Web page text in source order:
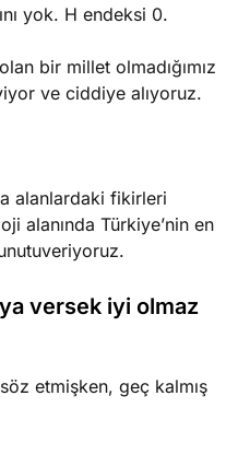
yok. H endeksi 0.
bir millet olmadığımız
ve ciddiye alıyoruz.
alanlardaki fikirleri
alanında Türkiye’nin en
versek iyi olmaz
etmişken, geç kalmış